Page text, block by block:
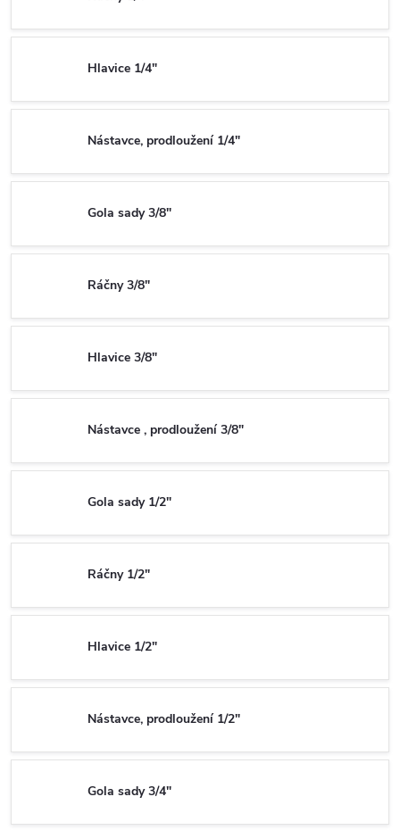
Hlavice 1/4"
Nástavce, prodloužení 1/4"
Gola sady 3/8"
Ráčny 3/8"
Hlavice 3/8"
Nástavce , prodloužení 3/8"
Gola sady 1/2"
Ráčny 1/2"
Hlavice 1/2"
Nástavce, prodloužení 1/2"
Gola sady 3/4"